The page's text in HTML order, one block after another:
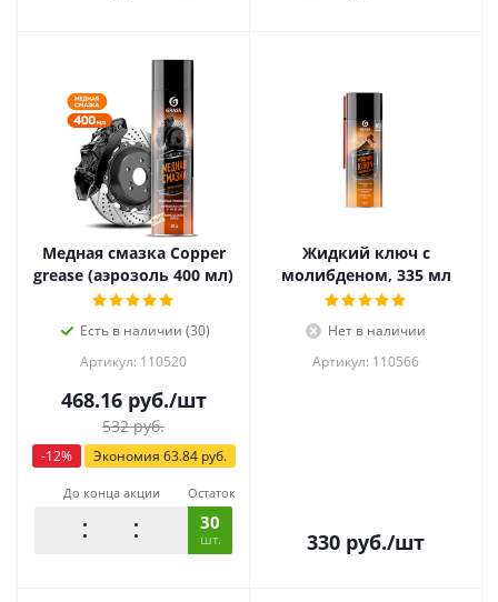
Медная смазка Сopper
grease (аэрозоль 400 мл)
Есть в наличии (30)
Артикул: 110520
468.16руб./шт
532руб.
-12% Экономия 63.84руб.
До конца акции Остаток
30
шт.
Жидкий ключ с
молибденом, 335 мл
Нет в наличии
Артикул: 110566
330 руб./шт